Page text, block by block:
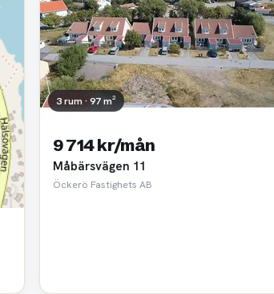
3 rum · 97 m²
9 714 kr/mån
Måbärsvägen 11
Öckerö Fastighets AB